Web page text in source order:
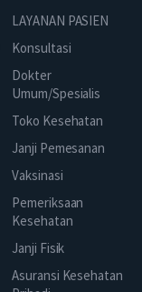
LAYANAN PASIEN
Konsultasi
Dokter
Umum/Spesialis
Toko Kesehatan
Janji Pemesanan
Vaksinasi
Pemeriksaan
Kesehatan
Janji Fisik
Asuransi Kesehatan